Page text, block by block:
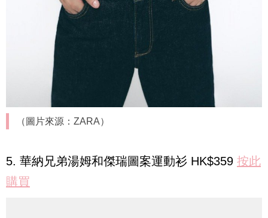
（圖片來源：ZARA）
5. 華納兄弟湯姆和傑瑞圖案運動衫 HK$359 按此
購買